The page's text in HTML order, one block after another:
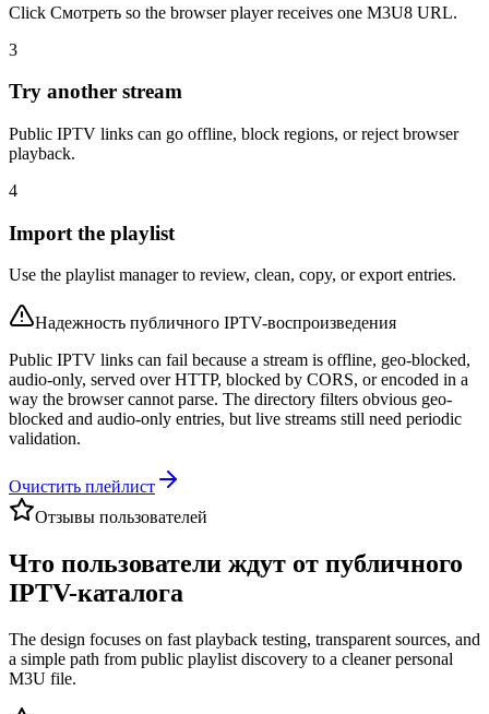
Click Смотреть so the browser player receives one M3U8 URL.
3
Try another stream
Public IPTV links can go offline, block regions, or reject browser
playback.
4
Import the playlist
Use the playlist manager to review, clean, copy, or export entries.
Надежность публичного IPTV-воспроизведения
Public IPTV links can fail because a stream is offline, geo-blocked,
audio-only, served over HTTP, blocked by CORS, or encoded in a
way the browser cannot parse. The directory filters obvious geo-
blocked and audio-only entries, but live streams still need periodic
validation.
Очистить плейлист
Отзывы пользователей
Что пользователи ждут от публичного
IPTV-каталога
The design focuses on fast playback testing, transparent sources, and
a simple path from public playlist discovery to a cleaner personal
M3U file.